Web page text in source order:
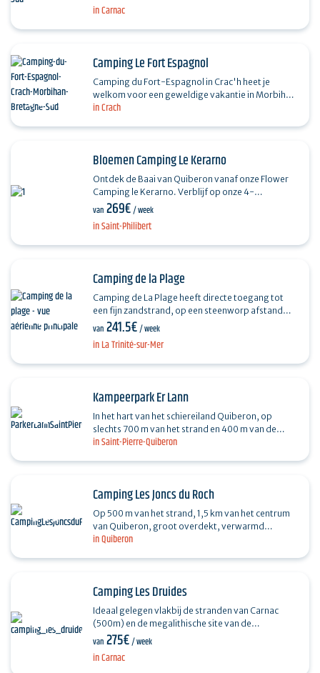
in Carnac
in Crach
Camping Le Fort Espagnol
Camping du Fort-Espagnol in Crac'h heet je
welkom voor een geweldige vakantie in Morbihan!
Duik in ons waterpark met verwarmd
in Saint-Philibert
Bloemen Camping Le Kerarno
Ontdek de Baai van Quiberon vanaf onze Flower
Camping le Kerarno. Verblijf op onze 4-
sterrencamping van 5 hectare vlakbij de stranden.
Profiteer van…
van 269€/ week
in La Trinité-sur-Mer
Camping de la Plage
Camping de La Plage heeft directe toegang tot
een fijn zandstrand, op een steenworp afstand
van een natuurgebied en dicht bij de haven van La
van 241.5€/ week
in Saint-Pierre-Quiberon
Kampeerpark Er Lann
In het hart van het schiereiland Quiberon, op
slechts 700 m van het strand en 400 m van de
zeilschool. Ideale omgeving voor een rustige
in Quiberon
Camping Les Joncs du Roch
Op 500 m van het strand, 1,5 km van het centrum
van Quiberon, groot overdekt, verwarmd
zwembad, grote, vlakke, afgebakende plaatsen in
in Carnac
Camping Les Druides
Ideaal gelegen vlakbij de stranden van Carnac
(500m) en de megalithische site van de
Alignments, verwelkomt camping "Les Druides"
je in een familiale…
van 275€/ week